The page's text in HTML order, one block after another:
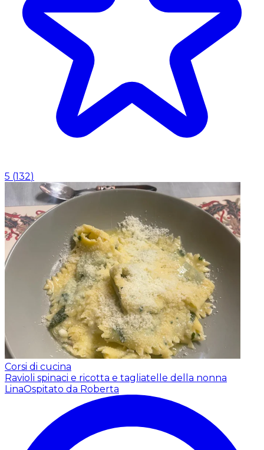
5 (132)
Corsi di cucina
Ravioli spinaci e ricotta e tagliatelle della nonna
LinaOspitato da Roberta